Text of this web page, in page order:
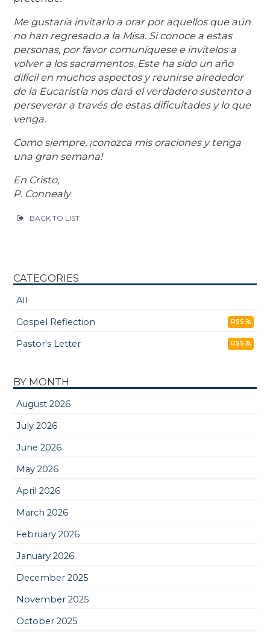
Me gustaría invitarlo a orar por aquellos que aún
no han regresado a la Misa. Si conoce a estas
personas, por favor comuníquese e invítelos a
volver a los sacramentos. Este ha sido un año
difícil en muchos aspectos y reunirse alrededor
de la Eucaristía nos dará el verdadero sustento a
perseverar a través de estas dificultades y lo que
venga.
Como siempre, ¡conozca mis oraciones y tenga
una gran semana!
En Cristo,
P. Connealy
BACK TO LIST
CATEGORIES
All
Gospel Reflection
RSS
Pastor's Letter RSS
BY MONTH
August 2026
July 2026
June 2026
May 2026
April 2026
March 2026
February 2026
January 2026
December 2025
November 2025
October 2025